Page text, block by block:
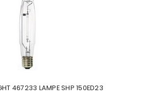
467233 LAMPE SHP 150ED23